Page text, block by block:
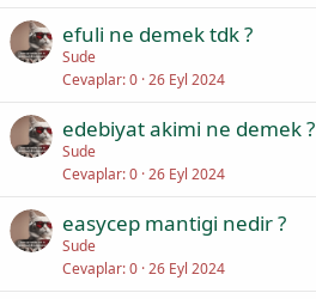
efuli ne demek tdk ?
Sude
Cevaplar 0 26 Eyl 2024
edebiyat akimi ne demek ?
Sude
Cevaplar 0 26 Eyl 2024
easycep mantigi nedir ?
Sude
Cevaplar 0 26 Eyl 2024